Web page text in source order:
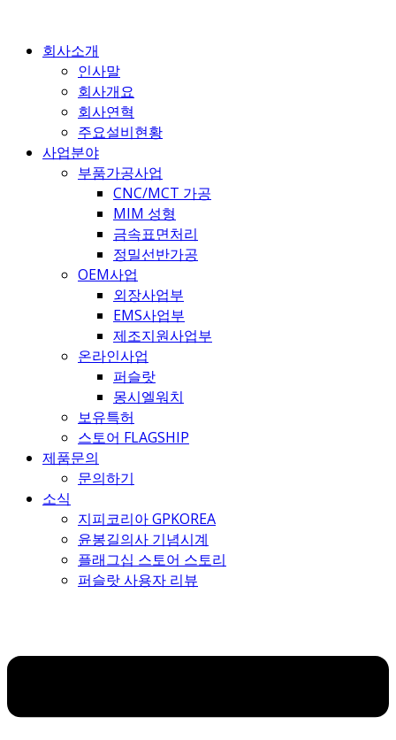
회사소개
인사말
회사개요
회사연혁
주요설비현황
사업분야
부품가공사업
CNC/MCT 가공
MIM 성형
금속표면처리
정밀선반가공
OEM사업
외장사업부
EMS사업부
제조지원사업부
온라인사업
퍼슬랏
몽시엘워치
보유특허
스토어 FLAGSHIP
제품문의
문의하기
소식
지피코리아 GPKOREA
윤봉길의사 기념시계
플래그십 스토어 스토리
퍼슬랏 사용자 리뷰